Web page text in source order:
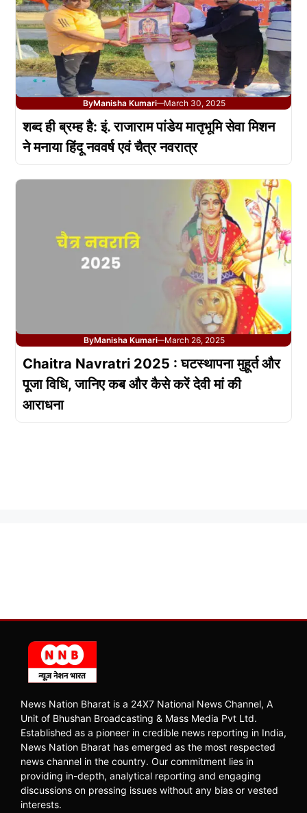
ByManisha Kumari—March 30, 2025
शब्द ही ब्रम्ह है: इं. राजाराम पांडेय मातृभूमि सेवा मिशन
ने मनाया हिंदू नववर्ष एवं चैत्र नवरात्र
ByManisha Kumari—March 26, 2025
Chaitra Navratri 2025 : घटस्थापना मुहूर्त और
पूजा विधि, जानिए कब और कैसे करें देवी मां की
आराधना
News Nation Bharat is a 24X7 National News Channel, A
Unit of Bhushan Broadcasting & Mass Media Pvt Ltd.
Established as a pioneer in credible news reporting in India,
News Nation Bharat has emerged as the most respected
news channel in the country. Our commitment lies in
providing in-depth, analytical reporting and engaging
discussions on pressing issues without any bias or vested
interests.